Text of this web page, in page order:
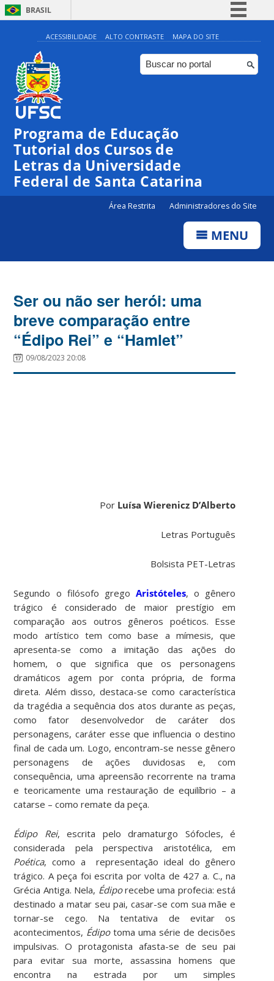
BRASIL
Simplifique!
Comunica BR
Participe
ACESSIBILIDADE ALTO CONTRASTE MAPA DO SITE
Programa de Educação
Tutorial dos Cursos de
Letras da Universidade
Federal de Santa Catarina
Área Restrita Administradores do Site
MENU
Ser ou não ser herói: uma
breve comparação entre
“Édipo Rei” e “Hamlet”
09/08/2023 20:08
Por Luísa Wierenicz D’Alberto
Letras Português
Bolsista PET-Letras
Segundo o filósofo grego Aristóteles, o gênero
trágico é considerado de maior prestígio em
comparação aos outros gêneros poéticos. Esse
modo artístico tem como base a mímesis, que
apresenta-se como a imitação das ações do
homem, o que significa que os personagens
dramáticos agem por conta própria, de forma
direta. Além disso, destaca-se como característica
da tragédia a sequência dos atos durante as peças,
como fator desenvolvedor de caráter dos
personagens, caráter esse que influencia o destino
final de cada um. Logo, encontram-se nesse gênero
personagens de ações duvidosas e, com
consequência, uma apreensão recorrente na trama
e teoricamente uma restauração de equilíbrio – a
catarse – como remate da peça.
Édipo Rei, escrita pelo dramaturgo Sófocles, é
considerada pela perspectiva aristotélica, em
Poética, como a representação ideal do gênero
trágico. A peça foi escrita por volta de 427 a. C., na
Grécia Antiga. Nela, Édiporecebe uma profecia: está
destinado a matar seu pai, casar-se com sua mãe e
tornar-se cego. Na tentativa de evitar os
acontecimentos, Édipotoma uma série de decisões
impulsivas. O protagonista afasta-se de seu pai
para evitar sua morte, assassina homens que
encontra na estrada por um simples